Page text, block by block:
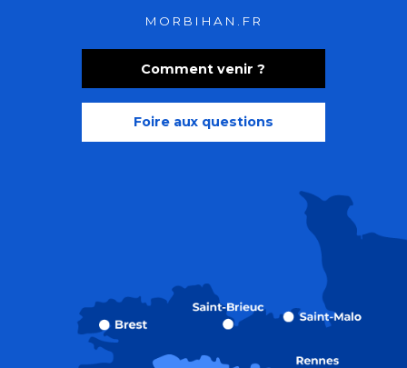
Comment venir ?
Foire aux questions
MORBIHAN.FR